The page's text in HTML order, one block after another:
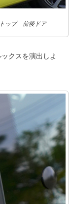
ップ 前後ドア
クスを演出しよ